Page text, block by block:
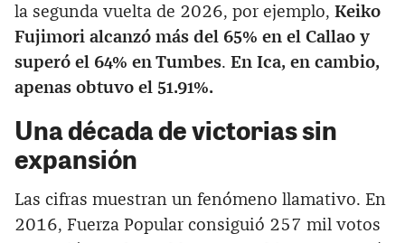
la segunda vuelta de 2026, por ejemplo, Keiko
Fujimori alcanzó más del 65% en el Callao y
superó el 64% en Tumbes. En Ica, en cambio,
apenas obtuvo el 51.91%.
Una década de victorias sin
expansión
Las cifras muestran un fenómeno llamativo. En
2016, Fuerza Popular consiguió 257 mil votos